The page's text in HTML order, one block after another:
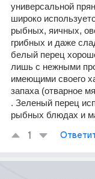
универсальной
широко
рыбных, яичных,
грибных и даже
белый перец
лишь с нежными
имеющими своего
запаха (отварное
. Зеленый перец
рыбных блюдах и
1